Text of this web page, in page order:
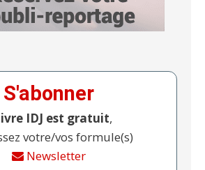
S'abonner
IDJ est gratuit,
votre/vos formule(s)
Newsletter